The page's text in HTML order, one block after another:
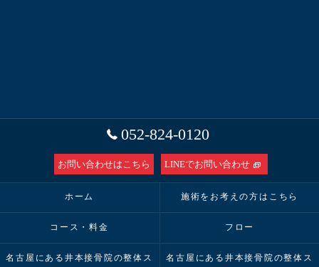
052-824-0120
お問い合わせはこちら LINEでお問い合わせ
ホーム 施術をお考えの方はこちら
コース・料金 フロー
名古屋にある井本接骨院の整体ス
名古屋にある井本接骨院の整体ス